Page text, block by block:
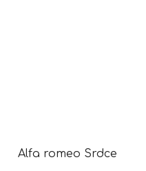
Alfa romeo Srdce